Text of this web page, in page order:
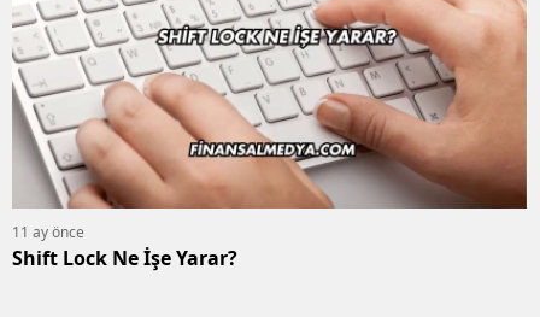
11 ay önce
Shift Lock Ne İşe Yarar?